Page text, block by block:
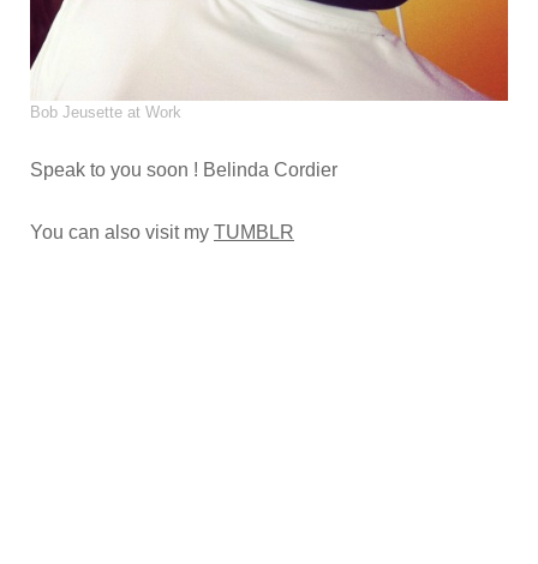
Bob Jeusette at Work
Speak to you soon ! Belinda Cordier
You can also visit my TUMBLR